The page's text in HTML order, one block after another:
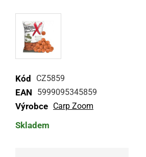
Kód CZ5859
EAN 5999095345859
Výrobce Carp Zoom
Skladem